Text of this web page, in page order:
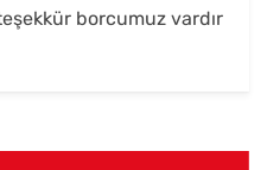
borcumuz vardır